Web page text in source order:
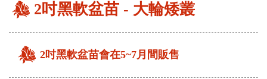
2吋黑軟盆苗 - 大輪矮叢
2吋黑軟盆苗會在5~7月間販售